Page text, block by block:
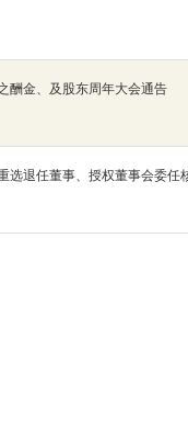
酬金、及股东周年大会通告
选退任董事、授权董事会委任